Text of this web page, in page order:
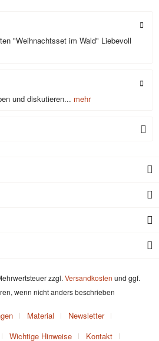
"Weihnachtsset im Wald" Liebevoll
und diskutieren... mehr
zzgl. Versandkosten und ggf.
wenn nicht anders beschrieben
Material
Newsletter
Wichtige Hinweise Kontakt